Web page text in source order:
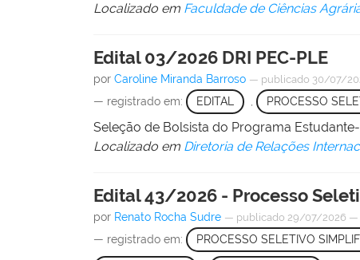
Localizado em Faculdade de Ciências
Edital 03/2026 DRI PEC-PLE
porCaroline Miranda Barroso — publicado 30/07/
— registrado em: EDITAL , PROCESSO
Seleção de Bolsista do Programa
Localizado em Diretoria de Relações
Edital 43/2026 - Processo
por Renato Rocha Sudre — publicado 29/07/2026 —
— registrado em: PROCESSO SELETIVO